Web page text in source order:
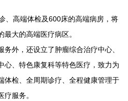
、高端体检及600床的高端病房，将
大的高端医疗病区。
外，还设立了肿瘤综合治疗中心、
心、特色康复科等特色医疗，致力为
体检、全周期诊疗、全程健康管理于
服务。